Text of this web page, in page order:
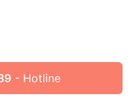
- Hotline